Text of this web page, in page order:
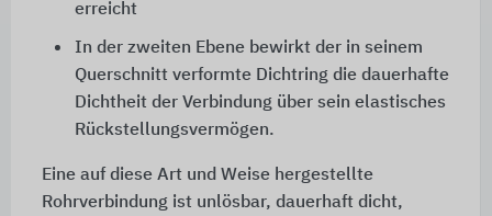
erreicht
In der zweiten Ebene bewirkt der in seinem
Querschnitt verformte Dichtring die dauerhafte
Dichtheit der Verbindung über sein elastisches
Rückstellungsvermögen.
Eine auf diese Art und Weise hergestellte
Rohrverbindung ist unlösbar, dauerhaft dicht,